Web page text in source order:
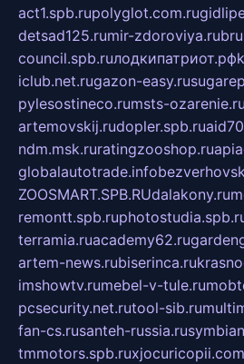
act1.spb.rupolyglot.com.ru
detsad125.rumir-zdoroviya.ru
council.spb.ruлодкипатриот.рф
iclub.net.rugazon-easy.ru
pylesostineco.rumsts-ozarenie.ru
artemovskij.rudopler.spb.ru
ndm.msk.ruratingzooshop.ru
globalautotrade.info
ZOOSMART.SPB.RUdalakony.ru
remontt.spb.ru
terramia.ruacademy62.ru
artem-news.rubiserinca.ru
imshowtv.rumebel-v-tule.ru
pcsecurity.net.rutool-sib.ru
fan-cs.rusanteh-russia.ru
tmmotors.spb.ruxjocuricopii.com